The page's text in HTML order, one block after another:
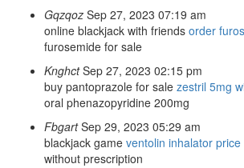
Gqzqoz Sep 27, 2023 07:19 am
online blackjack with friends order
furosemide for sale
Knghct Sep 27, 2023 02:15 pm
buy pantoprazole for sale zestril 5mg
oral phenazopyridine 200mg
Fbgart Sep 29, 2023 05:29 am
blackjack game ventolin inhalator price
without prescription